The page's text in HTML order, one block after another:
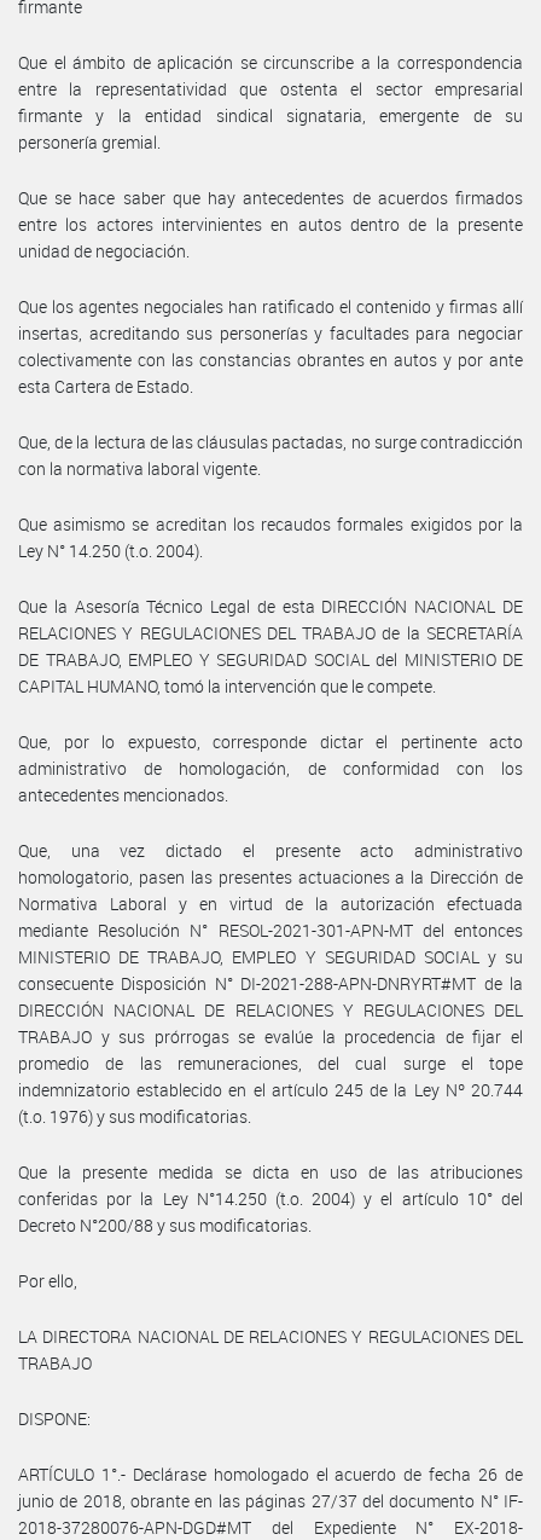
firmante
Que el ámbito de aplicación se circunscribe a la correspondencia
entre la representatividad que ostenta el sector empresarial
firmante y la entidad sindical signataria, emergente de su
personería gremial.
Que se hace saber que hay antecedentes de acuerdos firmados
entre los actores intervinientes en autos dentro de la presente
unidad de negociación.
Que los agentes negociales han ratificado el contenido y firmas allí
insertas, acreditando sus personerías y facultades para negociar
colectivamente con las constancias obrantes en autos y por ante
esta Cartera de Estado.
Que, de la lectura de las cláusulas pactadas, no surge contradicción
con la normativa laboral vigente.
Que asimismo se acreditan los recaudos formales exigidos por la
Ley N° 14.250 (t.o. 2004).
Que la Asesoría Técnico Legal de esta DIRECCIÓN NACIONAL DE
RELACIONES Y REGULACIONES DEL TRABAJO de la SECRETARÍA
DE TRABAJO, EMPLEO Y SEGURIDAD SOCIAL del MINISTERIO DE
CAPITAL HUMANO, tomó la intervención que le compete.
Que, por lo expuesto, corresponde dictar el pertinente acto
administrativo de homologación, de conformidad con los
antecedentes mencionados.
Que, una vez dictado el presente acto administrativo
homologatorio, pasen las presentes actuaciones a la Dirección de
Normativa Laboral y en virtud de la autorización efectuada
mediante Resolución N° RESOL-2021-301-APN-MT del entonces
MINISTERIO DE TRABAJO, EMPLEO Y SEGURIDAD SOCIAL y su
consecuente Disposición N° DI-2021-288-APN-DNRYRT#MT de la
DIRECCIÓN NACIONAL DE RELACIONES Y REGULACIONES DEL
TRABAJO y sus prórrogas se evalúe la procedencia de fijar el
promedio de las remuneraciones, del cual surge el tope
indemnizatorio establecido en el artículo 245 de la Ley Nº 20.744
(t.o. 1976) y sus modificatorias.
Que la presente medida se dicta en uso de las atribuciones
conferidas por la Ley N°14.250 (t.o. 2004) y el artículo 10° del
Decreto N°200/88 y sus modificatorias.
Por ello,
LA DIRECTORA NACIONAL DE RELACIONES Y REGULACIONES DEL
TRABAJO
DISPONE:
ARTÍCULO 1°.- Declárase homologado el acuerdo de fecha 26 de
junio de 2018, obrante en las páginas 27/37 del documento N° IF-
2018-37280076-APN-DGD#MT del Expediente N° EX-2018-